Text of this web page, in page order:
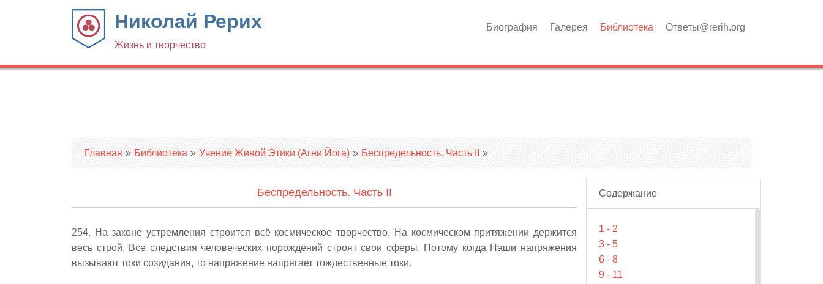
Николай Рерих
Жизнь и творчество
Биография Галерея Библиотека Ответы@rerih.org
Вы здесь
Главная » Библиотека » Учение Живой Этики (Агни Йога) » Беспредельность. Часть II »
Беспредельность. Часть II
254. На законе устремления строится всё космическое творчество. На космическом притяжении держится
весь строй. Все следствия человеческих порождений строят свои сферы. Потому когда Наши напряжения
вызывают токи созидания, то напряжение напрягает тождественные токи.
Содержание
1 - 2
3 - 5
6 - 8
9 - 11